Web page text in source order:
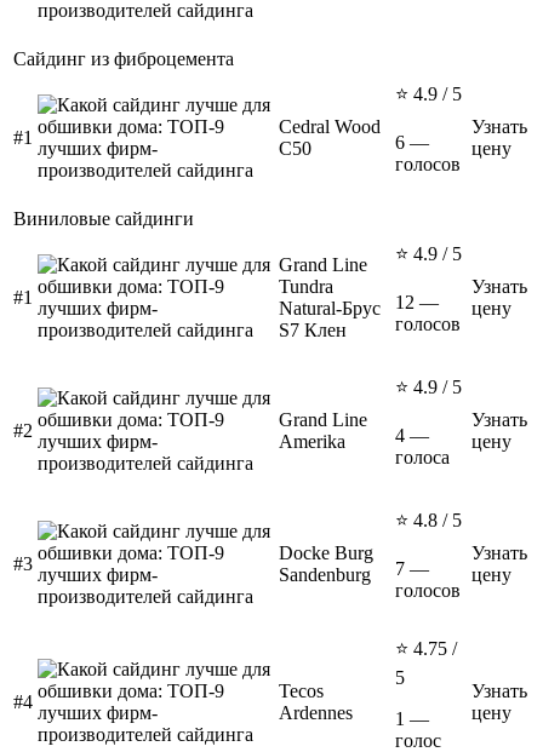
Сайдинг из фиброцемента
#1
Cedral Wood
C50
⭐ 4.9 / 5
6 —
голосов
Узнать
цену
Виниловые сайдинги
#1
Grand Line
Tundra
Natural-Брус
S7 Клен
⭐ 4.9 / 5
12 —
голосов
Узнать
цену
#2
Grand Line
Amerika
⭐ 4.9 / 5
4 —
голоса
Узнать
цену
#3
Docke Burg
Sandenburg
⭐ 4.8 / 5
7 —
голосов
Узнать
цену
#4
Tecos
Ardennes
⭐ 4.75 /
5
1 —
голос
Узнать
цену